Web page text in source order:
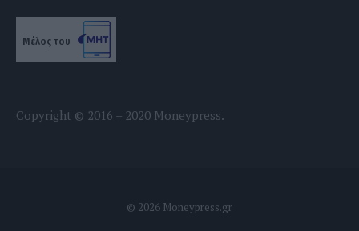
Μέλος του
Copyright © 2016 – 2020 Moneypress.
© 2026 Moneypress.gr